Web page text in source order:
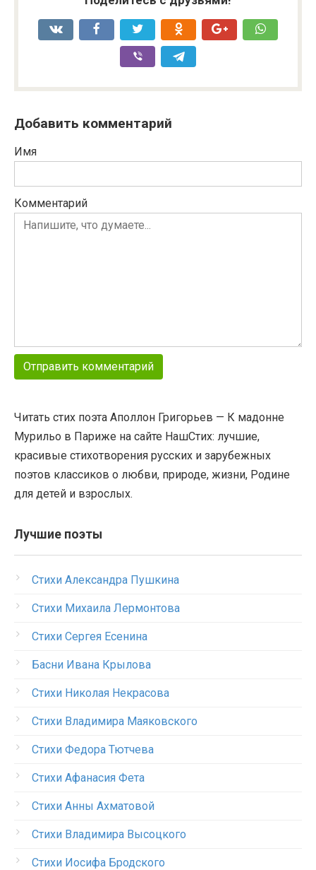
Добавить комментарий
Имя
Комментарий
Читать стих поэта Аполлон Григорьев — К мадонне
Мурильо в Париже на сайте НашСтих: лучшие,
красивые стихотворения русских и зарубежных
поэтов классиков о любви, природе, жизни, Родине
для детей и взрослых.
Лучшие поэты
Стихи Александра Пушкина
Стихи Михаила Лермонтова
Стихи Сергея Есенина
Басни Ивана Крылова
Стихи Николая Некрасова
Стихи Владимира Маяковского
Стихи Федора Тютчева
Стихи Афанасия Фета
Стихи Анны Ахматовой
Стихи Владимира Высоцкого
Стихи Иосифа Бродского